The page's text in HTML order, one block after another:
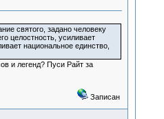
святого, задано человеку
целостность, усиливает
национальное единство,
и легенд? Пуси Райт за
Записан